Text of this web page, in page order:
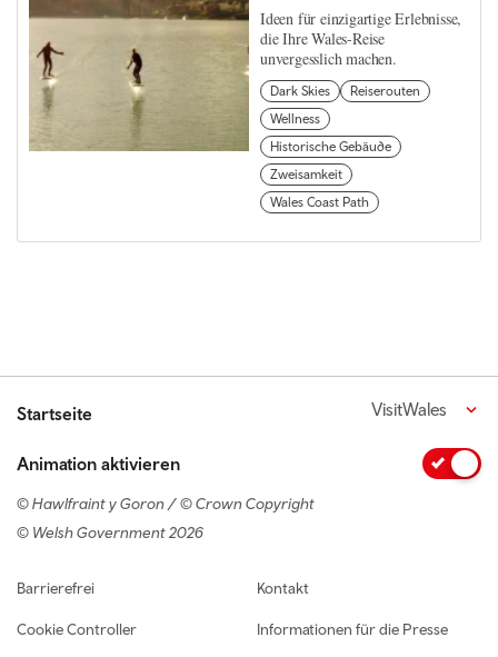
Ideen für einzigartige Erlebnisse,
die Ihre Wales-Reise
unvergesslich machen.
Dark Skies
Reiserouten
Wellness
Historische Gebäude
Zweisamkeit
Wales Coast Path
Startseite VisitWales
Animation aktivieren
© Hawlfraint y Goron / © Crown Copyright
© Welsh Government 2026
Footer navigation
Barrierefrei
Cookie Controller
Kontakt
Informationen für die Presse